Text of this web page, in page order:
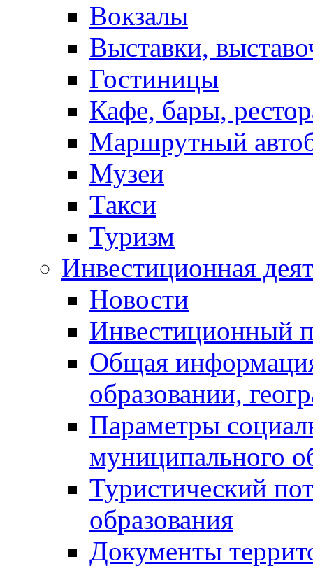
Вокзалы
Выставки,
Гостиницы
Кафе, бары,
Маршрутный
Музеи
Такси
Туризм
Инвестиционная
Новости
Инвестиционный
Общая
образовании,
Параметры
муниципального
Туристический
образования
Документы